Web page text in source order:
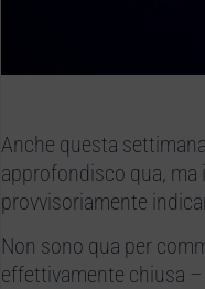
Anche questa
approfondisco qua, ma
provvisoriamente
Non sono qua per
effettivamente chiusa